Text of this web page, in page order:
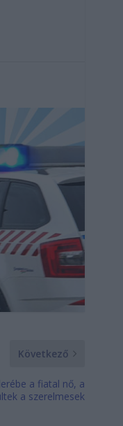
Következő
a fiatal nő, a
a szerelmesek